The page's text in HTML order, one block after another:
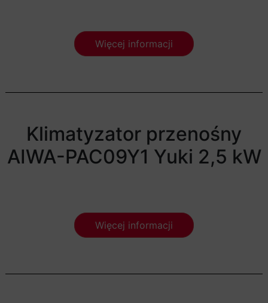
Więcej informacji
Klimatyzator przenośny
AIWA-PAC09Y1 Yuki 2,5 kW
Więcej informacji